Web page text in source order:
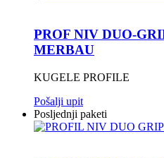
PROF NIV DUO-
MERBAU
KUGELE PROFILE
Pošalji upit
Posljednji paketi